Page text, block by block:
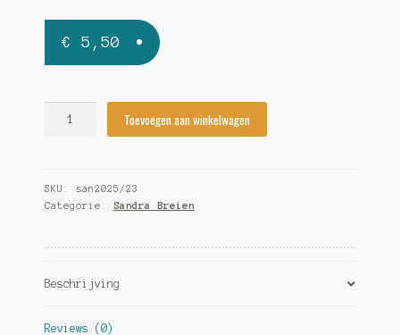
€ 5,50
Toevoegen aan winkelwagen
SKU: san2025/23
Categorie: Sandra Breien
Beschrijving
Reviews (0)